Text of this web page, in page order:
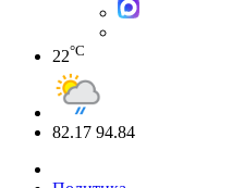
22°C
82.17 94.84